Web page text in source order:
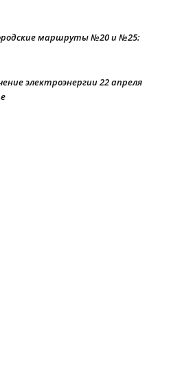
маршруты №20 и №25:
электроэнергии 22 апреля